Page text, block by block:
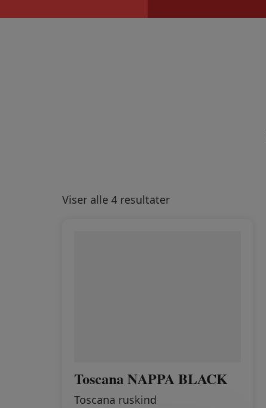
Viser alle 4 resultater
Toscana NAPPA BLACK
Toscana ruskind